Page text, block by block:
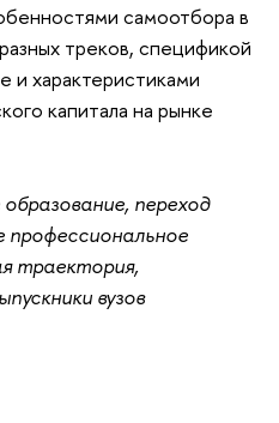
самоотбора в
треков, спецификой
и характеристиками
капитала на рынке
переход
профессиональное
траектория,
вузов